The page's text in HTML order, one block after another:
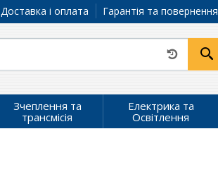
Доставка і оплата Гарантія та повернення
Зчеплення та
трансмісія
Електрика та
Освітлення